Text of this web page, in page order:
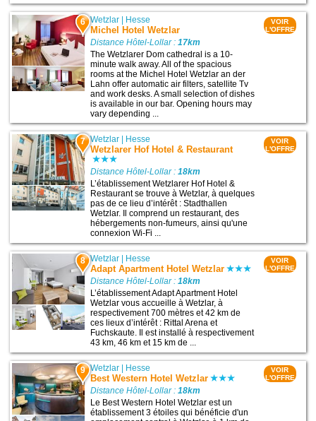
6 Wetzlar | Hesse
Michel Hotel Wetzlar
Distance Hôtel-Lollar :17km
The Wetzlarer Dom cathedral is a 10-
minute walk away. All of the spacious
rooms at the Michel Hotel Wetzlar an der
Lahn offer automatic air filters, satellite Tv
and work desks. A small selection of dishes
is available in our bar. Opening hours may
vary depending ...
VOIR
L'OFFRE
7 Wetzlar Hesse
Wetzlarer Hof Hotel & Restaurant
Distance Hôtel-Lollar :18km
L’établissement Wetzlarer Hof Hotel &
Restaurant se trouve à Wetzlar, à quelques
pas de ce lieu d’intérêt : Stadthallen
Wetzlar. Il comprend un restaurant, des
hébergements non-fumeurs, ainsi qu'une
connexion Wi-Fi ...
VOIR
L'OFFRE
8 Wetzlar Hesse
Adapt Apartment Hotel Wetzlar
Distance Hôtel-Lollar :18km
L’établissement Adapt Apartment Hotel
Wetzlar vous accueille à Wetzlar, à
respectivement 700 mètres et 42 km de
ces lieux d’intérêt : Rittal Arena et
Fuchskaute. Il est installé à respectivement
43 km, 46 km et 15 km de ...
VOIR
L'OFFRE
9 Wetzlar Hesse
Best Western Hotel Wetzlar
Distance Hôtel-Lollar :18km
Le Best Western Hotel Wetzlar est un
établissement 3 étoiles qui bénéficie d'un
VOIR
L'OFFRE